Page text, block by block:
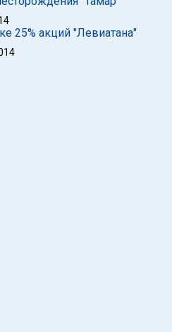
25% акций "Левиатана"